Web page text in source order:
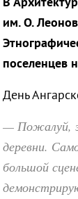
им. О.
поселенцев
День
— Пожалуй,
деревни.
большой